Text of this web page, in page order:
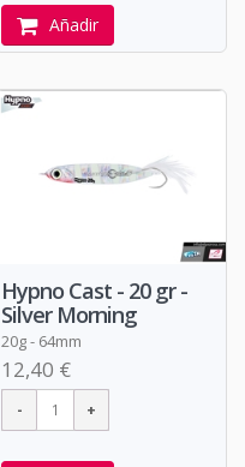
Añadir
Hypno Cast - 20 gr -
Silver Morning
20g - 64mm
12,40 €